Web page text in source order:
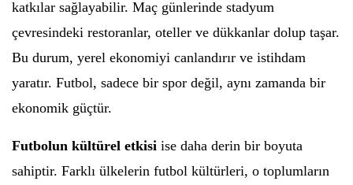
katkılar sağlayabilir. Maç günlerinde stadyum
çevresindeki restoranlar, oteller ve dükkanlar dolup taşar.
Bu durum, yerel ekonomiyi canlandırır ve istihdam
yaratır. Futbol, sadece bir spor değil, aynı zamanda bir
ekonomik güçtür.
Futbolun kültürel etkisi ise daha derin bir boyuta
sahiptir. Farklı ülkelerin futbol kültürleri, o toplumların